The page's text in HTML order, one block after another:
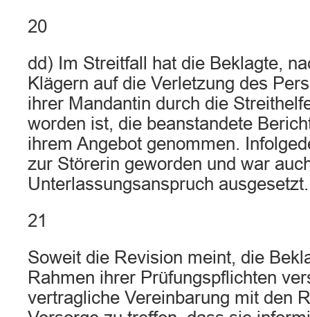
20
dd) Im Streitfall hat die Beklagte,
Klägern auf die Verletzung des
ihrer Mandantin durch die
worden ist, die beanstandete
ihrem Angebot genommen.
zur Störerin geworden und war
Unterlassungsanspruch ausgesetzt.
21
Soweit die Revision meint, die
Rahmen ihrer Prüfungspflichten
vertragliche Vereinbarung mit den